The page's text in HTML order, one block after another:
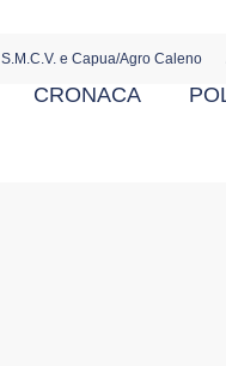
S.M.C.V. e Capua/Agro Caleno
CRONACA